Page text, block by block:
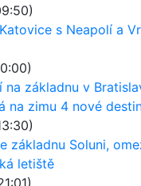
s Neapolí a
na základnu v
na zimu 4 nové
základnu Soluni,
letiště